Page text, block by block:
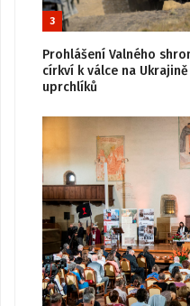
3
Prohlášení Valného
církví k válce na
uprchlíků